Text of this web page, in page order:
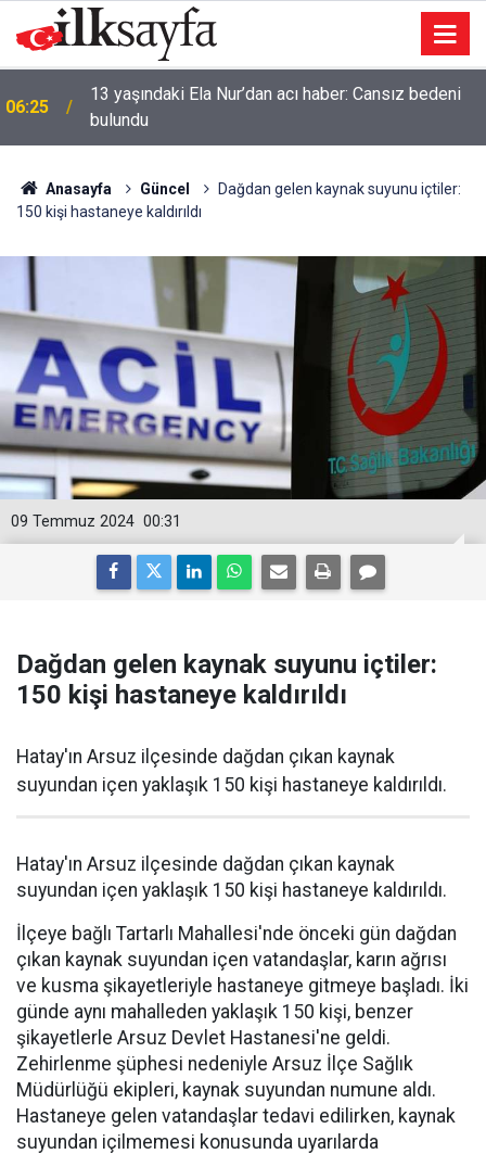
06:25
13 yaşındaki Ela Nur’dan acı haber: Cansız bedeni
bulundu
Anasayfa Güncel
Dağdan gelen kaynak suyunu içtiler:
150 kişi hastaneye kaldırıldı
00:31
09 Temmuz 2024
Dağdan gelen kaynak suyunu içtiler:
150 kişi hastaneye kaldırıldı
Hatay'ın Arsuz ilçesinde dağdan çıkan kaynak
suyundan içen yaklaşık 150 kişi hastaneye kaldırıldı.
Hatay'ın Arsuz ilçesinde dağdan çıkan kaynak
suyundan içen yaklaşık 150 kişi hastaneye kaldırıldı.
İlçeye bağlı Tartarlı Mahallesi'nde önceki gün dağdan
çıkan kaynak suyundan içen vatandaşlar, karın ağrısı
ve kusma şikayetleriyle hastaneye gitmeye başladı. İki
günde aynı mahalleden yaklaşık 150 kişi, benzer
şikayetlerle Arsuz Devlet Hastanesi'ne geldi.
Zehirlenme şüphesi nedeniyle Arsuz İlçe Sağlık
Müdürlüğü ekipleri, kaynak suyundan numune aldı.
Hastaneye gelen vatandaşlar tedavi edilirken, kaynak
suyundan içilmemesi konusunda uyarılarda